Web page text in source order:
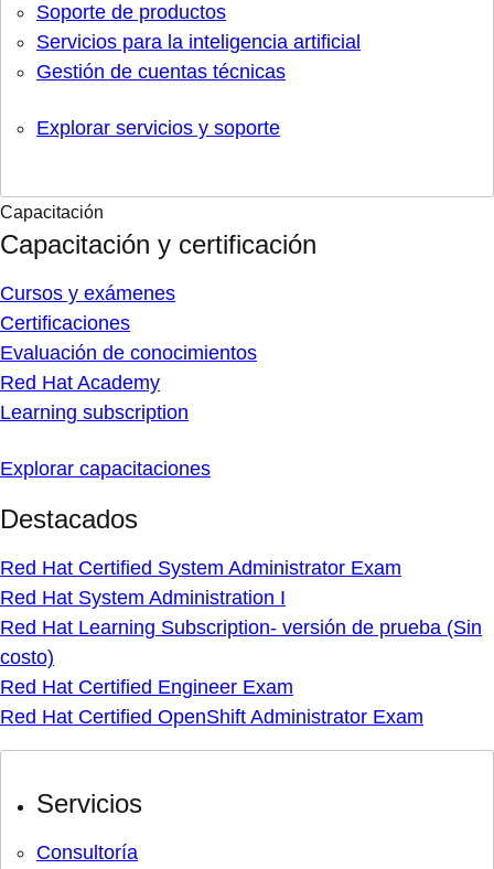
Soporte de productos
Servicios para la inteligencia artificial
Gestión de cuentas técnicas
Explorar servicios y soporte
Capacitación
Capacitación y certificación
Cursos y exámenes
Certificaciones
Evaluación de conocimientos
Red Hat Academy
Learning subscription
Explorar capacitaciones
Destacados
Red Hat Certified System Administrator Exam
Red Hat System Administration I
Red Hat Learning Subscription- versión de prueba (Sin
costo)
Red Hat Certified Engineer Exam
Red Hat Certified OpenShift Administrator Exam
Servicios
Consultoría